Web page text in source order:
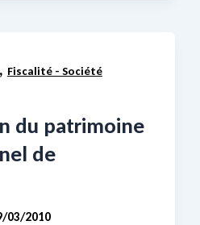
, Fiscalité - Société
du patrimoine
de
03/2010